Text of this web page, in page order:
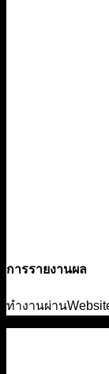
การรายงานผล
ทำงานผ่าน